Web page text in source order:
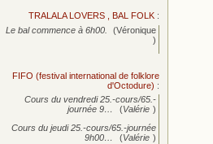
TRALALA LOVERS , BAL FOLK :
Le bal commence à 6h00.
(Véronique
)
FIFO (festival international de folklore
d'Octodure) :
Cours du vendredi 25.-cours/65.-
journée 9… (Valérie )
Cours du jeudi 25.-cours/65.-journée
9h00…
(Valérie )